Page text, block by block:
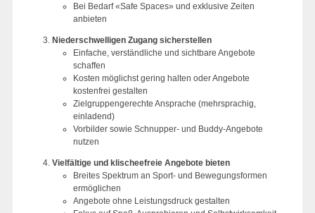
Bei Bedarf «Safe Spaces» und exklusive Zeiten
anbieten
Niederschwelligen Zugang sicherstellen
Einfache, verständliche und sichtbare Angebote
schaffen
Kosten möglichst gering halten oder Angebote
kostenfrei gestalten
Zielgruppengerechte Ansprache (mehrsprachig,
einladend)
Vorbilder sowie Schnupper- und Buddy-Angebote
nutzen
Vielfältige und klischeefreie Angebote bieten
Breites Spektrum an Sport- und Bewegungsformen
ermöglichen
Angebote ohne Leistungsdruck gestalten